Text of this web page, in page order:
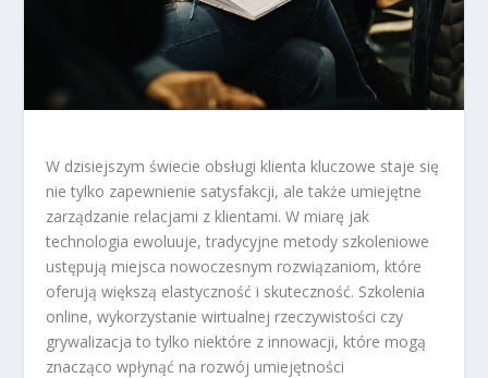
W dzisiejszym świecie obsługi klienta kluczowe staje się
nie tylko zapewnienie satysfakcji, ale także umiejętne
zarządzanie relacjami z klientami. W miarę jak
technologia ewoluuje, tradycyjne metody szkoleniowe
ustępują miejsca nowoczesnym rozwiązaniom, które
oferują większą elastyczność i skuteczność. Szkolenia
online, wykorzystanie wirtualnej rzeczywistości czy
grywalizacja to tylko niektóre z innowacji, które mogą
znacząco wpłynąć na rozwój umiejętności